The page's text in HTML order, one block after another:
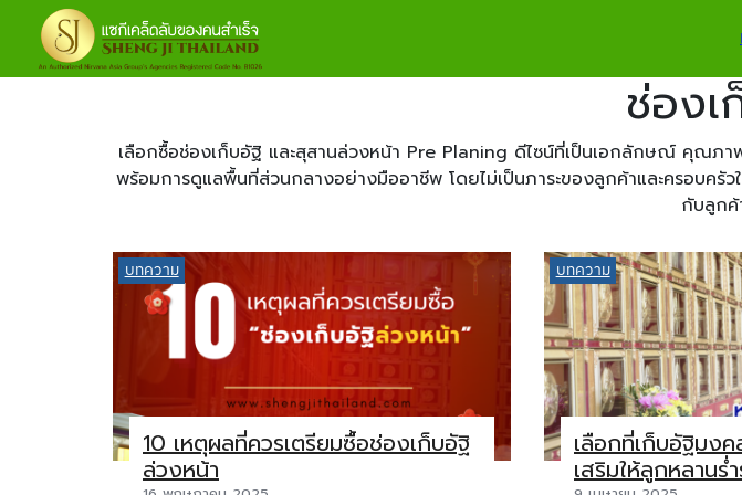
ช่อง
เลือกซื้อช่องเก็บอัฐิ และสุสานล่วงหน้า Pre Planing ดีไซน์ที่เป็นเอกลักษณ์ คุณภา
พร้อมการดูแลพื้นที่ส่วนกลางอย่างมืออาชีพ โดยไม่เป็นภาระของลูกค้าและครอบครั
กับลูก
บทความ
10 เหตุผลที่ควรเตรียมซื้อช่องเก็บอัฐิ
ล่วงหน้า
บทความ
เลือกที่เก็บอัฐิมง
เสริมให้ลูกหลานร่